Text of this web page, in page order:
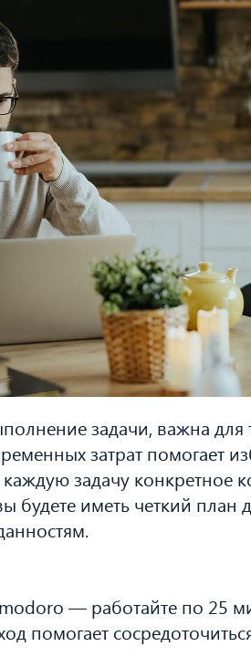
задачи, важна для
затрат помогает
задачу конкретное
будете иметь четкий план
— работайте по 25
помогает